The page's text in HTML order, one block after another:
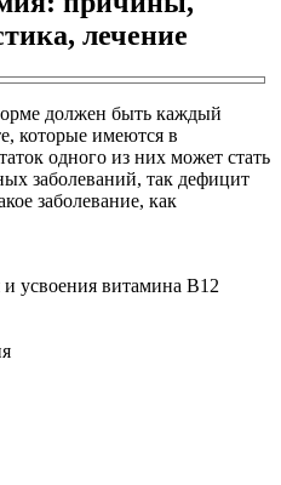
лечение
должен быть каждый
которые имеются в
одного из них может стать
заболеваний, так дефицит
заболевание, как
усвоения витамина В12